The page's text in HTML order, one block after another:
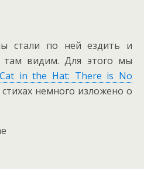
стали по ней ездить и
видим. Для этого мы
Cat in the Hat: There is No
стихах немного изложено о